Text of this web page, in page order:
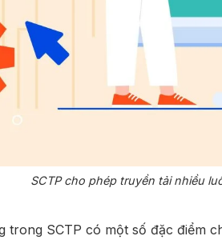
SCTP cho phép truyền tải nhiều
trong SCTP có một số đặc điểm